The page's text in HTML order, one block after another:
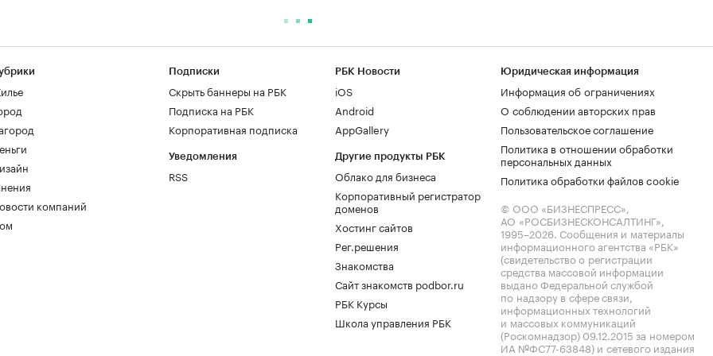
компаний
Подписки
Скрыть баннеры на РБК
Подписка на РБК
Корпоративная подписка
Уведомления
RSS
РБК Новости
iOS
Android
AppGallery
Другие продукты РБК
Облако для бизнеса
Корпоративный регистратор
доменов
Хостинг сайтов
Рег.решения
Знакомства
Сайт знакомств podbor.ru
РБК Курсы
Школа управления РБК
Юридическая информация
Информация об ограничениях
О соблюдении авторских прав
Пользовательское соглашение
Политика в отношении обработки
персональных данных
Политика обработки файлов cookie
© ООО «БИЗНЕСПРЕСС»,
АО «РОСБИЗНЕСКОНСАЛТИНГ»,
1995–2026. Сообщения и материалы
информационного агентства «РБК»
(свидетельство о регистрации
средства массовой информации
выдано Федеральной службой
по надзору в сфере связи,
информационных технологий
и массовых коммуникаций
(Роскомнадзор) 09.12.2015 за номером
ИА №ФС77-63848) и сетевого издания